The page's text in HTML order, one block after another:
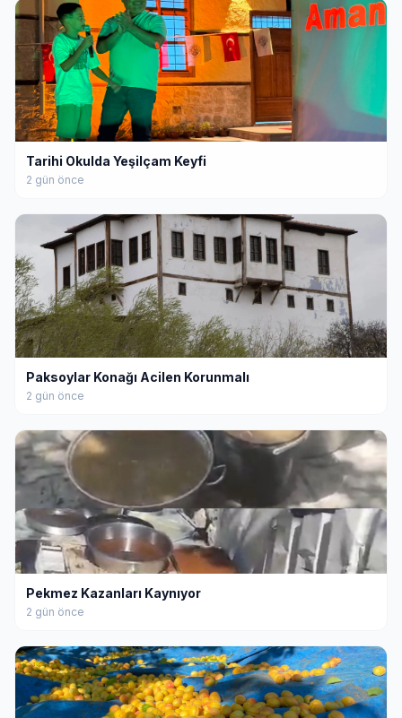
Tarihi Okulda Yeşilçam Keyfi
2 gün önce
Paksoylar Konağı Acilen Korunmalı
2 gün önce
Pekmez Kazanları Kaynıyor
2 gün önce